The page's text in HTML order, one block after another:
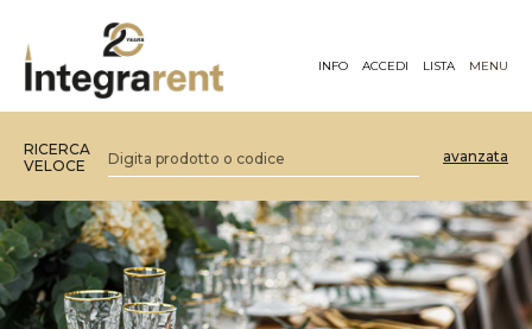
INFO ACCEDI LISTA MENU
RICERCA
VELOCE
avanzata